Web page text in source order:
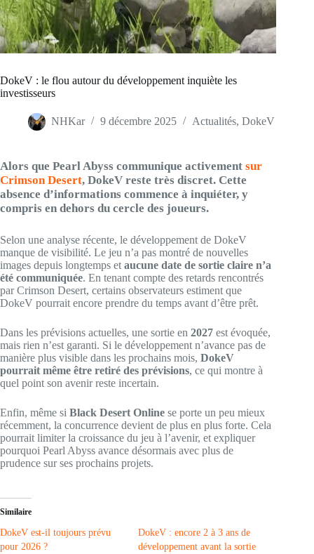
DokeV : le flou autour du développement inquiète les
investisseurs
NHKar 9 décembre 2025 Actualités, DokeV
Alors que Pearl Abyss communique activement sur
Crimson Desert, DokeV reste très discret. Cette
absence d’informations commence à inquiéter, y
compris en dehors du cercle des joueurs.
Selon une analyse récente, le développement de DokeV
manque de visibilité. Le jeu n’a pas montré de nouvelles
images depuis longtemps et aucune date de sortie claire n’a
été communiquée. En tenant compte des retards rencontrés
par Crimson Desert, certains observateurs estiment que
DokeV pourrait encore prendre du temps avant d’être prêt.
Dans les prévisions actuelles, une sortie en 2027 est évoquée,
mais rien n’est garanti. Si le développement n’avance pas de
manière plus visible dans les prochains mois, DokeV
pourrait même être retiré des prévisions, ce qui montre à
quel point son avenir reste incertain.
Enfin, même si Black Desert Online se porte un peu mieux
récemment, la concurrence devient de plus en plus forte. Cela
pourrait limiter la croissance du jeu à l’avenir, et expliquer
pourquoi Pearl Abyss avance désormais avec plus de
prudence sur ses prochains projets.
Similaire
DokeV est-il toujours prévu
pour 2026 ?
DokeV : encore 2 à 3 ans de
développement avant la sortie